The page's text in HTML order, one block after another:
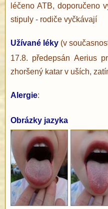
léčeno ATB, doporučeno
stipuly - rodiče vyčkávají
Užívané léky (v
17.8. předepsán Aerius
zhoršený katar v uších,
Alergie:
Obrázky jazyka